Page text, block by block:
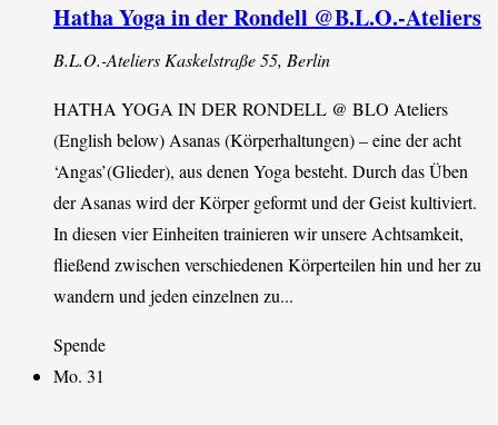
Hatha Yoga in der Rondell @B.L.O.-Ateliers
B.L.O.-AteliersKaskelstraße 55, Berlin
HATHA YOGA IN DER RONDELL @ BLO Ateliers
(English below) Asanas (Körperhaltungen) – eine der acht
‘Angas’(Glieder), aus denen Yoga besteht. Durch das Üben
der Asanas wird der Körper geformt und der Geist kultiviert.
In diesen vier Einheiten trainieren wir unsere Achtsamkeit,
fließend zwischen verschiedenen Körperteilen hin und her zu
wandern und jeden einzelnen zu...
Spende
Mo. 31